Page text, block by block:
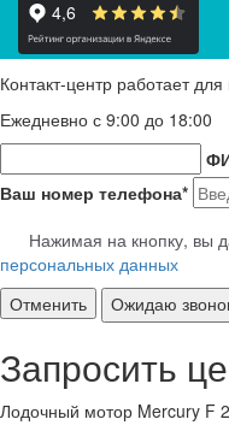
Контакт-центр работает для
Ежедневно с 9:00 до 18:00
Ваш номер телефона*
Нажимая на кнопку, вы
персональных данных
Отменить
Ожидаю
Запросить
Лодочный мотор Mercury F